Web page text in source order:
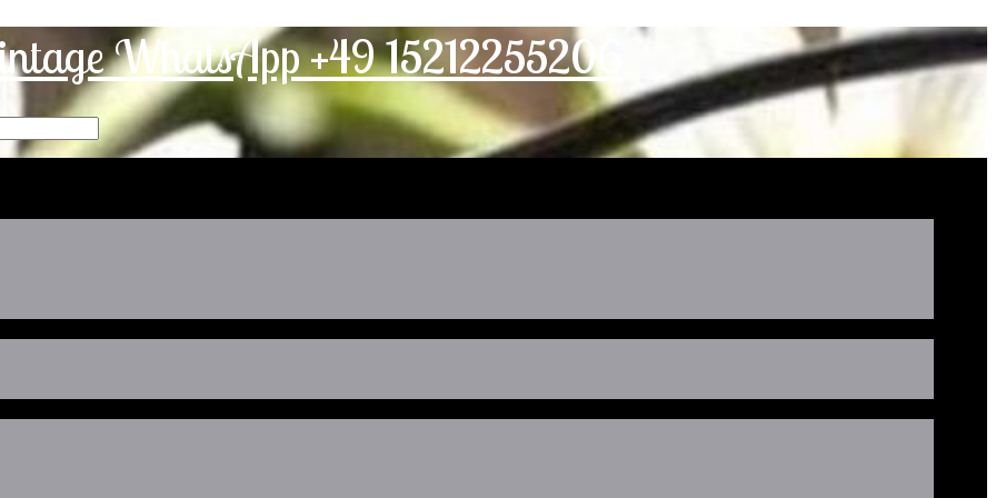
WhatsApp +49 15212255206